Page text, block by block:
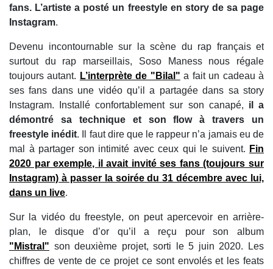
fans. L’artiste a posté un freestyle en story de sa page
Instagram.
Devenu incontournable sur la scène du rap français et
surtout du rap marseillais, Soso Maness nous régale
toujours autant. L’interprète de "Bilal" a fait un cadeau à
ses fans dans une vidéo qu’il a partagée dans sa story
Instagram. Installé confortablement sur son canapé, il a
démontré sa technique et son flow à travers un
freestyle inédit. Il faut dire que le rappeur n’a jamais eu de
mal à partager son intimité avec ceux qui le suivent. Fin
2020 par exemple, il avait invité ses fans (toujours sur
Instagram) à passer la soirée du 31 décembre avec lui,
dans un live.
Sur la vidéo du freestyle, on peut apercevoir en arrière-
plan, le disque d’or qu’il a reçu pour son album
"Mistral" son deuxième projet, sorti le 5 juin 2020. Les
chiffres de vente de ce projet ce sont envolés et les feats